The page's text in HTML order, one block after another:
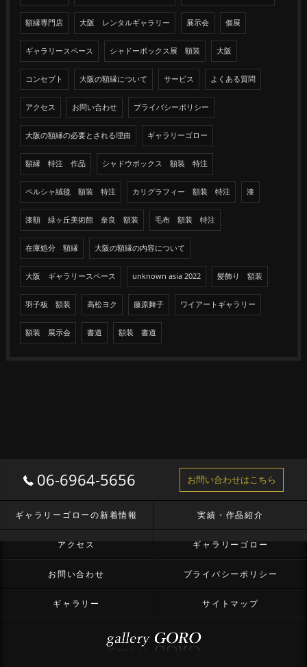
額縁専門店 大阪 レンタルギャラリー 展示会 個展
ギャラリースペース シャドーボックス展 額装 大阪
コンセプト 大阪の額縁について サービス よくある質問
アクセス お問い合わせ プライバシーポリシー
大阪の額縁の必要とされる理由 ギャラリーゴロー
額縁 特注 作品 シャドウボックス 額装 特注
ペルシャ絨毯 額装 特注 カリグラフィー 額装 特注 漆
漆額 緑ヶ丘美術館 奈良 額装 毛布 額装 特注
在庫処分 額縁 大阪の額縁の内容について
大阪 ギャラリースペース unknown asia 2022 髪飾り 額装
羽子板 額装 高松ヨク 藤原舞子 ワイアートギャラリー
額装 展示会 書道 額装 書道
06-6964-5656 お問い合わせはこちら
ギャラリーゴローの新着情報 実績・作品紹介
アクセス ギャラリーゴロー
お問い合わせ プライバシーポリシー
ギャラリー サイトマップ